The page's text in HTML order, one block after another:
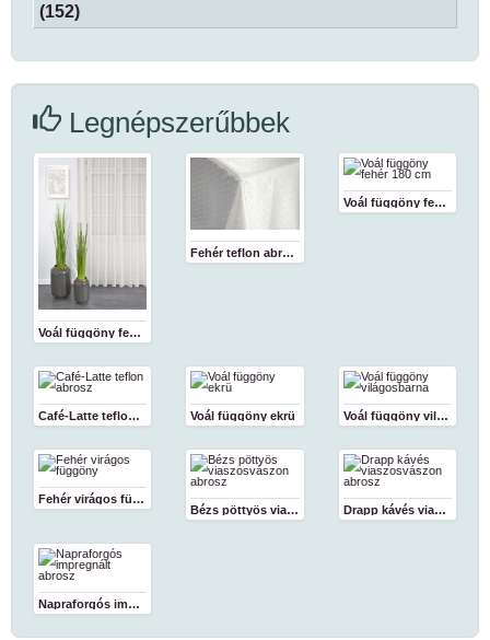
(152)
Legnépszerűbbek
Voál függöny fehér
Fehér teflon abrosz
Voál függöny fehér 180 cm
Café-Latte teflon abrosz Voál függöny ekrü Voál függöny világosbarna
Fehér virágos függöny
Bézs pöttyös viaszosvászon abrosz
Drapp kávés viaszosvászon abrosz
Napraforgós impregnált abrosz